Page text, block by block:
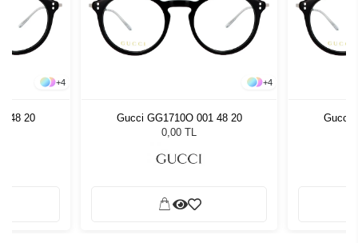
+4
48 20
+4
Gucci GG1710O 001 48 20
0,00 TL
Gucci